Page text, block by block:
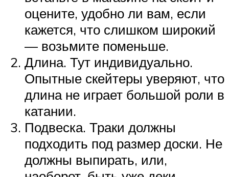
оцените, удобно ли вам, если
кажется, что слишком широкий
— возьмите поменьше.
Длина. Тут индивидуально.
Опытные скейтеры уверяют, что
длина не играет большой роли в
катании.
Подвеска. Траки должны
подходить под размер доски. Не
должны выпирать, или,